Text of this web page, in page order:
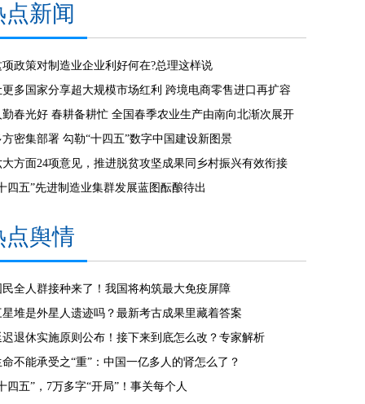
点新闻
项政策对制造业企业利好何在?总理这样说
更多国家分享超大规模市场红利 跨境电商零售进口再扩容
勤春光好 春耕备耕忙 全国春季农业生产由南向北渐次展开
方密集部署 勾勒“十四五”数字中国建设新图景
大方面24项意见，推进脱贫攻坚成果同乡村振兴有效衔接
四五”先进制造业集群发展蓝图酝酿待出
点舆情
民全人群接种来了！我国将构筑最大免疫屏障
星堆是外星人遗迹吗？最新考古成果里藏着答案
迟退休实施原则公布！接下来到底怎么改？专家解析
命不能承受之“重”：中国一亿多人的肾怎么了？
四五”，7万多字“开局”！事关每个人